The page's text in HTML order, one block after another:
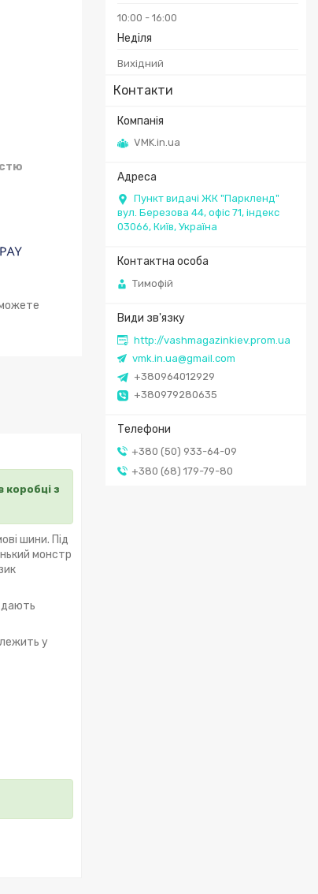
10:00 16:00
Неділя
Вихідний
Контакти
VMK.in.ua
Пункт видачі ЖК "Паркленд"
вул. Березова 44, офіс 71, індекс
03066, Київ, Україна
Тимофій
http://vashmagazinkiev.prom.ua
vmk.in.ua@gmail.com
+380964012929
+380979280635
+380 (50) 933-64-09
+380 (68) 179-79-80
можете
з
шини. Під
монстр
дають
у